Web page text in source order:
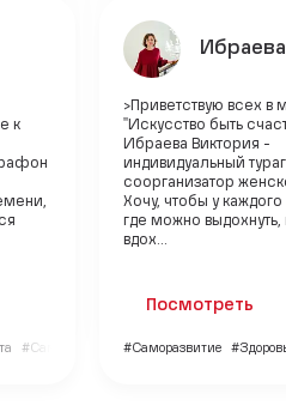
к
#Саморазвитие
>Приветствую всех в
"Искусство быть
Ибраева Виктория -
индивидуальный
соорганизатор
Хочу, чтобы у
где можно
вдох...
Посмотреть
#Саморазвитие